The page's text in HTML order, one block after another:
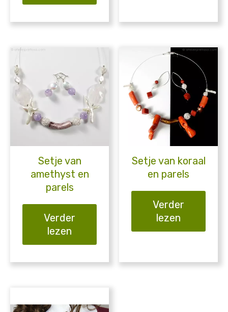
Setje van
amethyst en
parels
Verder
lezen
Setje van koraal
en parels
Verder
lezen